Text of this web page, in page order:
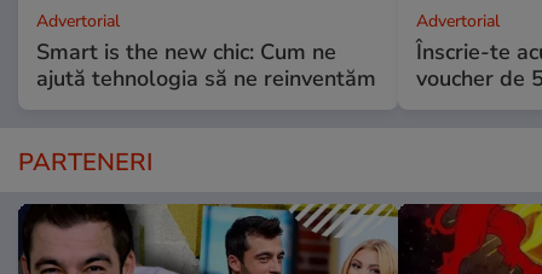
Advertorial
Smart is the new chic: Cum ne
ajută tehnologia să ne reinventăm
Advertorial
Înscrie-te
voucher de
PARTENERI